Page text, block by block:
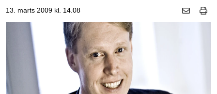
13. marts 2009 kl. 14.08